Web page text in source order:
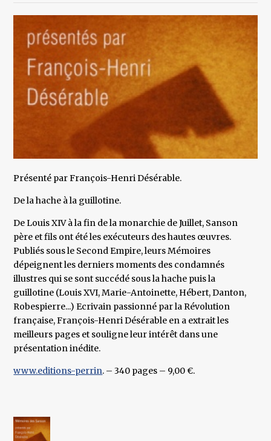
Présenté par François-Henri Désérable.
De la hache à la guillotine.
De Louis XIV à la fin de la monarchie de Juillet, Sanson
père et fils ont été les exécuteurs des hautes œuvres.
Publiés sous le Second Empire, leurs Mémoires
dépeignent les derniers moments des condamnés
illustres qui se sont succédé sous la hache puis la
guillotine (Louis XVI, Marie-Antoinette, Hébert, Danton,
Robespierre...) Ecrivain passionné par la Révolution
française, François-Henri Désérable en a extrait les
meilleurs pages et souligne leur intérêt dans une
présentation inédite.
www.editions-perrin. – 340 pages – 9,00 €.